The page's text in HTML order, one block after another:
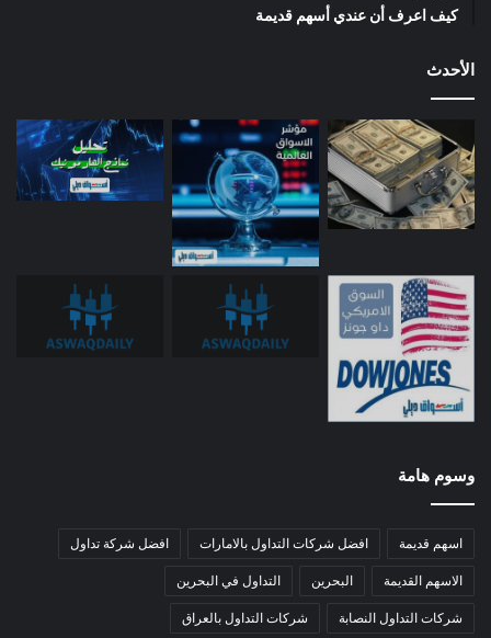
كيف اعرف أن عندي أسهم قديمة
الأحدث
وسوم هامة
اسهم قديمة افضل شركات التداول بالامارات افضل شركة تداول
الاسهم القديمة البحرين التداول في البحرين
شركات التداول النصابة شركات التداول بالعراق